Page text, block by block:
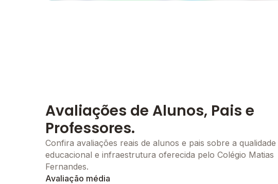
Avaliações de Alunos, Pais e
Professores.
Confira avaliações reais de alunos e pais sobre a qualidade
educacional e infraestrutura oferecida pelo Colégio Matias
Fernandes.
Avaliação média